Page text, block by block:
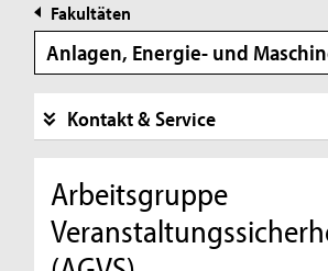
Fakultäten
Anlagen, Energie- und
Kontakt & Service
Arbeitsgruppe